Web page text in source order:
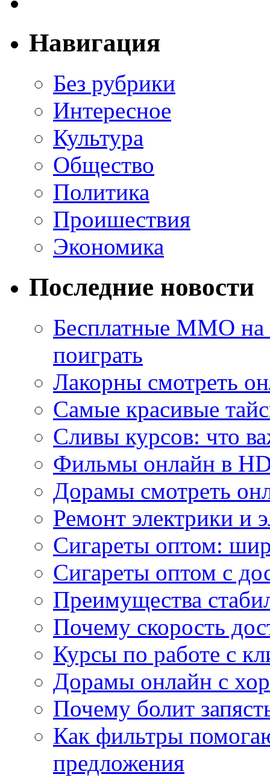
Навигация
Без рубрики
Интересное
Культура
Общество
Политика
Проишествия
Экономика
Последние новости
Бесплатные MMO
поиграть
Лакорны смотреть
Самые красивые
Сливы курсов: что
Фильмы онлайн в
Дорамы смотреть
Ремонт электрики и
Сигареты оптом:
Сигареты оптом с
Преимущества
Почему скорость
Курсы по работе с
Дорамы онлайн с
Почему болит
Как фильтры
предложения